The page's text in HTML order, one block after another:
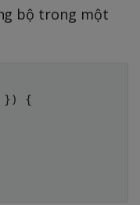
bộ trong một
} )
{